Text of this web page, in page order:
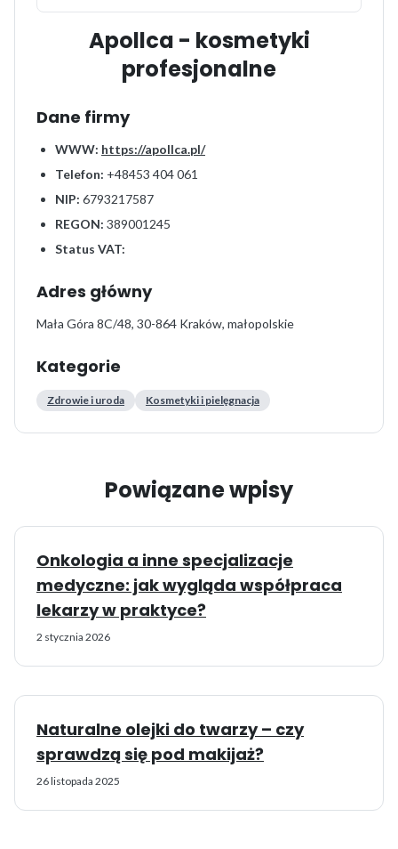
Apollca - kosmetyki
profesjonalne
Dane firmy
WWW: https://apollca.pl/
Telefon: +48453 404 061
NIP: 6793217587
REGON: 389001245
Status VAT:
Adres główny
Mała Góra 8C/48, 30-864 Kraków, małopolskie
Kategorie
Zdrowie i uroda Kosmetyki i pielęgnacja
Powiązane wpisy
Onkologia a inne specjalizacje
medyczne: jak wygląda współpraca
lekarzy w praktyce?
2 stycznia 2026
Naturalne olejki do twarzy – czy
sprawdzą się pod makijaż?
26 listopada 2025